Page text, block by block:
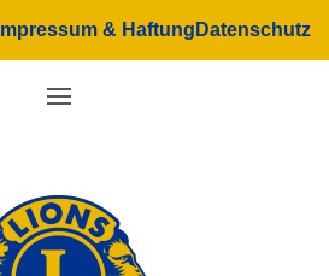
Impressum & Haftung Datenschutz